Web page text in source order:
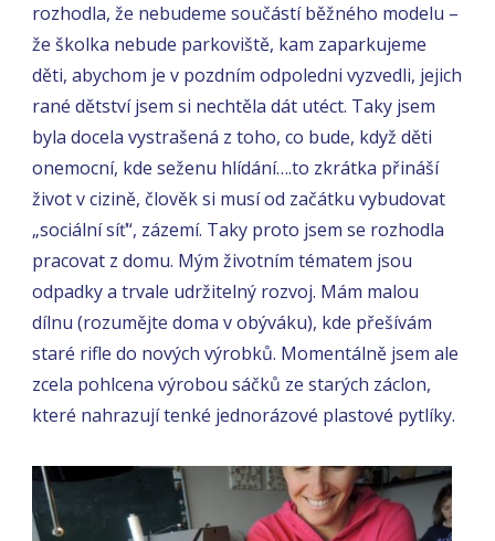
rozhodla, že nebudeme součástí běžného modelu –
že školka nebude parkoviště, kam zaparkujeme
děti, abychom je v pozdním odpoledni vyzvedli, jejich
rané dětství jsem si nechtěla dát utéct. Taky jsem
byla docela vystrašená z toho, co bude, když děti
onemocní, kde seženu hlídání….to zkrátka přináší
život v cizině, člověk si musí od začátku vybudovat
„sociální síť“, zázemí. Taky proto jsem se rozhodla
pracovat z domu. Mým životním tématem jsou
odpadky a trvale udržitelný rozvoj. Mám malou
dílnu (rozumějte doma v obýváku), kde přešívám
staré rifle do nových výrobků. Momentálně jsem ale
zcela pohlcena výrobou sáčků ze starých záclon,
které nahrazují tenké jednorázové plastové pytlíky.